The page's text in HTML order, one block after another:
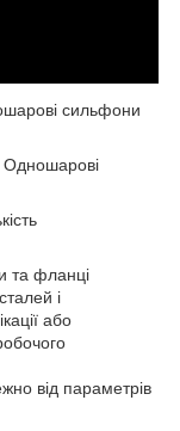
сильфони
Одношарові
та фланці
і
або
від параметрів